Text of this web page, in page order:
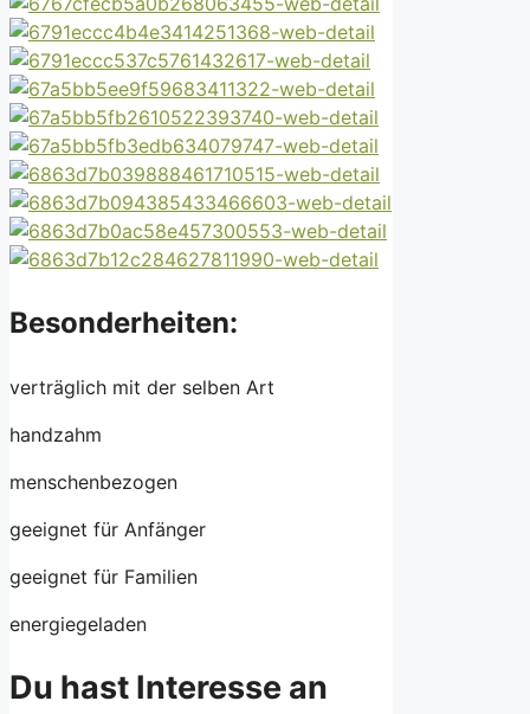
Besonderheiten:
verträglich mit der selben Art
handzahm
menschenbezogen
geeignet für Anfänger
geeignet für Familien
energiegeladen
Du hast Interesse an